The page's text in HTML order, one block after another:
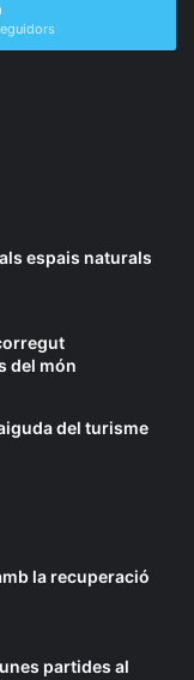
espais naturals
del món
del turisme
la recuperació
partides al